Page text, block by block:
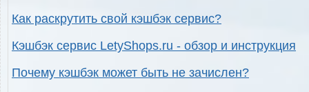
Как раскрутить свой кэшбэк сервис?
Кэшбэк сервис LetyShops.ru - обзор и инструкция
Почему кэшбэк может быть не зачислен?